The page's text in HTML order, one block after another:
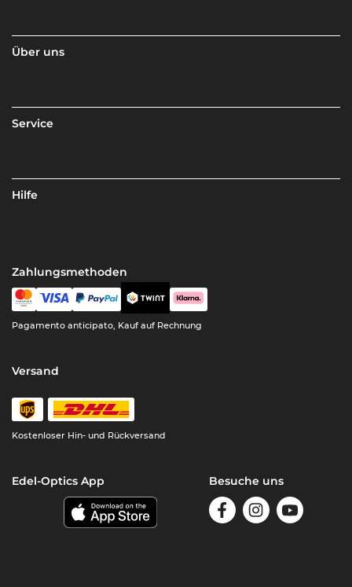
Über uns
Service
Hilfe
Zahlungsmethoden
Pagamento anticipato, Kauf auf Rechnung
Versand
Kostenloser Hin- und Rückversand
Edel-Optics App Besuche uns